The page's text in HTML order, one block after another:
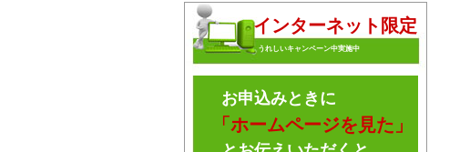
インターネット限定
うれしいキャンペーン中実施中
お申込みときに
「ホームページを見た」